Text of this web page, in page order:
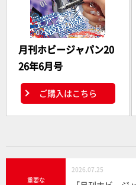
月刊ホビージャパン20
26年6月号
ご購入はこちら
重要な
2026.07.25